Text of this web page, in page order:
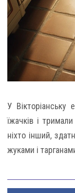
У Вікторіанську
їжачків і
ніхто інший,
жуками і